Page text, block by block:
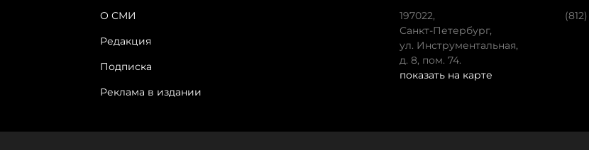
О СМИ
Редакция
Подписка
Реклама в издании
197022,
Санкт-Петербург,
ул. Инструментальная,
д. 8, пом. 74.
показать на карте